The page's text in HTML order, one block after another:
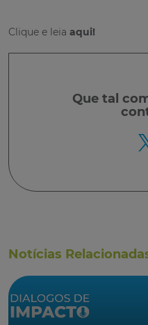
Clique e leia aqui!
Que tal
Notícias